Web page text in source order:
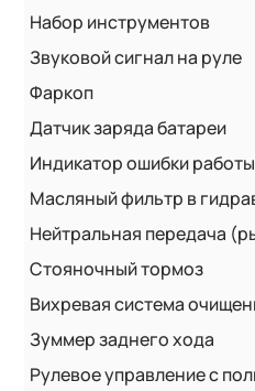
Набор инструментов
Звуковой сигнал на руле
Фаркоп
Датчик заряда батареи
Индикатор ошибки
Масляный фильтр в
Нейтральная передача
Стояночный тормоз
Вихревая система
Зуммер заднего хода
Рулевое управление с